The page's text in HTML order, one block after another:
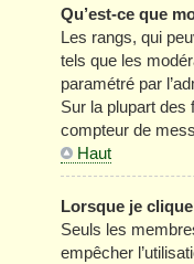
Qu’est-ce que
Les rangs, qui
tels que les
paramétré par
Sur la plupart des
compteur de
Haut
Lorsque je
Seuls les
empêcher